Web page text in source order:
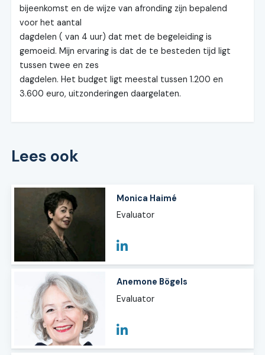
bijeenkomst en de wijze van afronding zijn bepalend
voor het aantal
dagdelen ( van 4 uur) dat met de begeleiding is
gemoeid. Mijn ervaring is dat de te besteden tijd ligt
tussen twee en zes
dagdelen. Het budget ligt meestal tussen 1.200 en
3.600 euro, uitzonderingen daargelaten.
Lees ook
Monica Haimé
Evaluator
Anemone Bögels
Evaluator